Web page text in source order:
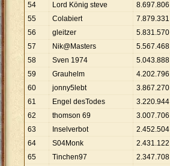
54
Lord König steve 8.697.806
55
Colabiert 7.879.331
56
gleitzer 5.831.570
57
Nik@Masters 5.567.468
58
Sven 1974 5.043.888
59
Grauhelm 4.202.796
60
jonny5lebt 3.867.270
61
Engel desTodes 3.220.944
62
thomson 69 3.007.706
63
Inselverbot 2.452.504
64
S04Monk 2.431.122
65
Tinchen97 2.347.708